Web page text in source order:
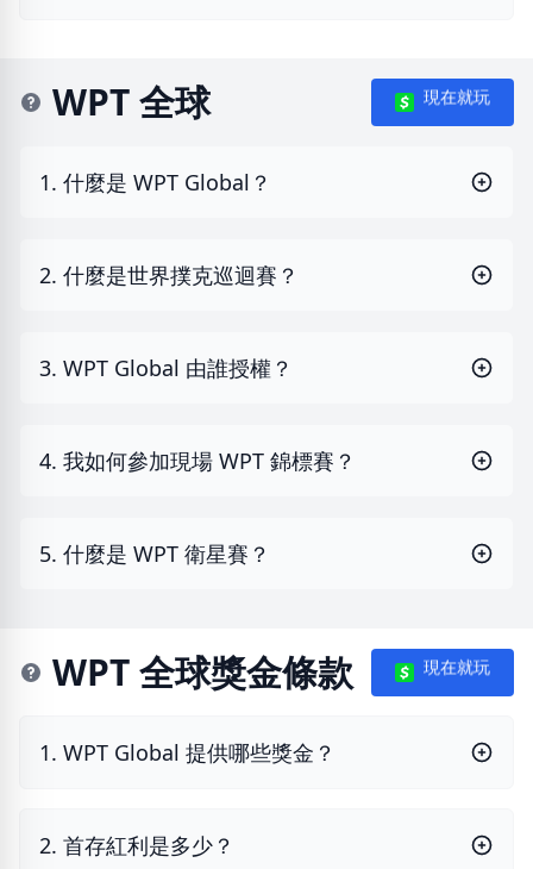
WPT 全球 現在就玩
1. 什麼是 WPT Global？
2. 什麼是世界撲克巡迴賽？
3. WPT Global 由誰授權？
4. 我如何參加現場 WPT 錦標賽？
5. 什麼是 WPT 衛星賽？
WPT 全球獎金條款 現在就玩
1. WPT Global 提供哪些獎金？
2. 首存紅利是多少？